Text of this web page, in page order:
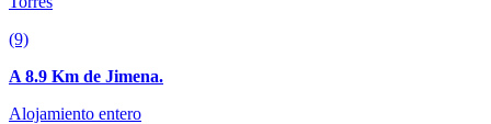
(9)
A 8.9 Km de Jimena.
Alojamiento entero